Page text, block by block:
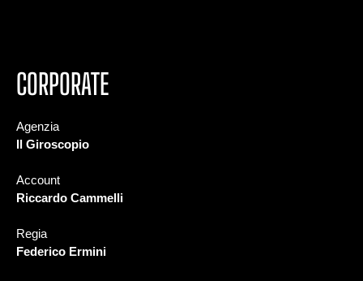
CORPORATE
Agenzia
Il Giroscopio
Account
Riccardo Cammelli
Regia
Federico Ermini